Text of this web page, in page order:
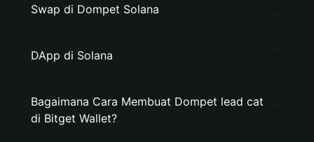
Swap di Dompet Solana
DApp di Solana
Bagaimana Cara Membuat Dompet lead cat
di Bitget Wallet?